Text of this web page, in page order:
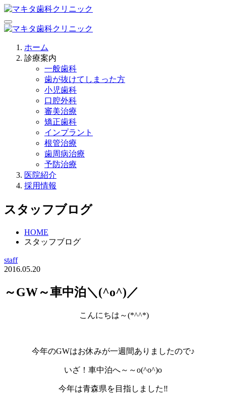
ホーム
診療案内
一般歯科
歯が抜けてしまった方
小児歯科
口腔外科
審美治療
矯正歯科
インプラント
根管治療
歯周病治療
予防治療
医院紹介
採用情報
スタッフブログ
HOME
スタッフブログ
staff
2016.05.20
～GW～車中泊＼(^o^)／
こんにちは～(*^^*)
今年のGWはお休みが一週間ありましたので♪
いざ！車中泊へ～～o(^o^)o
今年は青森県を目指しました‼